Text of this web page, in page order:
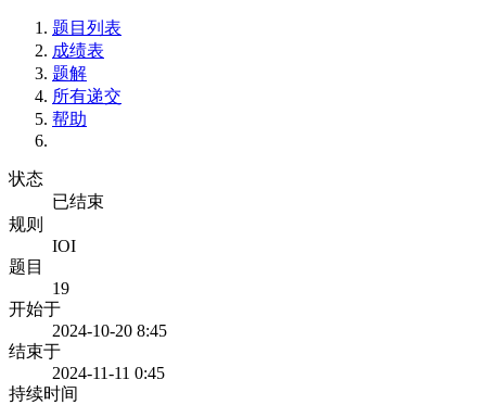
题目列表
成绩表
题解
所有递交
帮助
状态
已结束
规则
IOI
题目
19
开始于
2024-10-20 8:45
结束于
2024-11-11 0:45
持续时间